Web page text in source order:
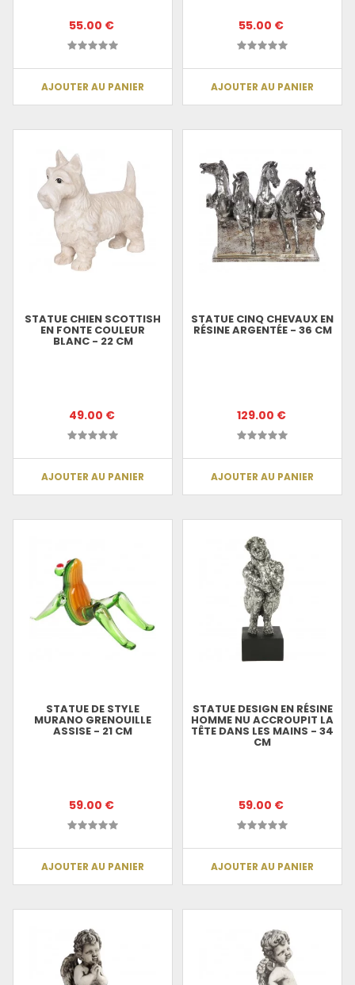
55.00 €
AJOUTER AU PANIER
55.00 €
AJOUTER AU PANIER
STATUE CHIEN SCOTTISH
EN FONTE COULEUR
BLANC - 22 CM
49.00 €
AJOUTER AU PANIER
STATUE CINQ CHEVAUX EN
RÉSINE ARGENTÉE - 36 CM
129.00 €
AJOUTER AU PANIER
STATUE DE STYLE
MURANO GRENOUILLE
ASSISE - 21 CM
59.00 €
AJOUTER AU PANIER
STATUE DESIGN EN RÉSINE
HOMME NU ACCROUPIT LA
TÊTE DANS LES MAINS - 34
CM
59.00 €
AJOUTER AU PANIER